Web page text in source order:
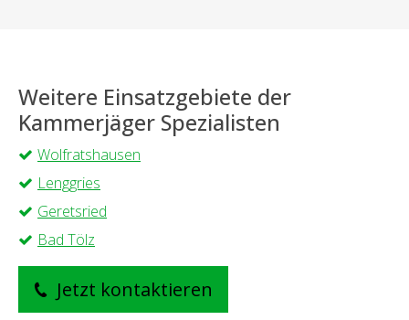
Weitere Einsatzgebiete der
Kammerjäger Spezialisten
Wolfratshausen
Lenggries
Geretsried
Bad Tölz
Jetzt kontaktieren